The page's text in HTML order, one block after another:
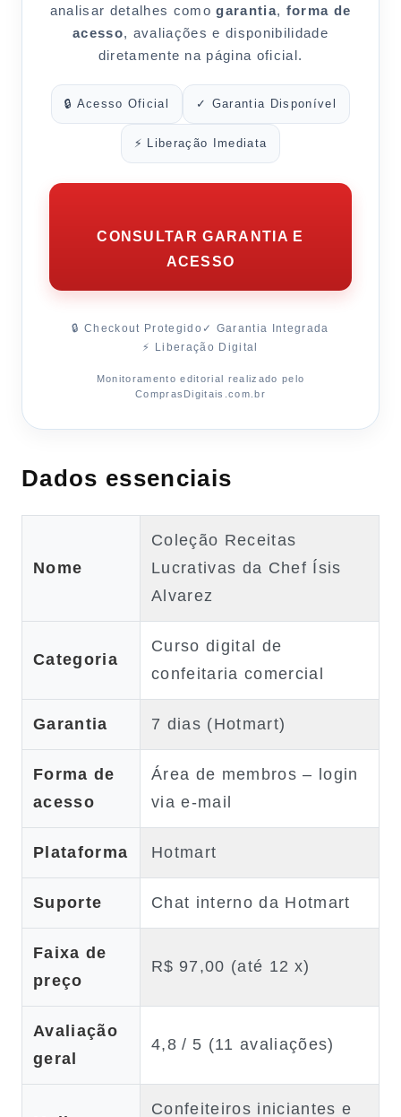
analisar detalhes comogarantia, forma de
acesso, avaliações e disponibilidade
diretamente na página oficial.
🔒 Acesso Oficial ✓ Garantia Disponível
⚡ Liberação Imediata
CONSULTAR GARANTIA E
ACESSO
🔒 Checkout Protegido ✓ Garantia Integrada
⚡ Liberação Digital
Monitoramento editorial realizado pelo
ComprasDigitais.com.br
Dados essenciais
Nome
Coleção Receitas
Lucrativas da Chef Ísis
Alvarez
Categoria
Curso digital de
confeitaria comercial
Garantia 7 dias (Hotmart)
Forma de
acesso
Área de membros – login
via e‑mail
Plataforma Hotmart
Suporte Chat interno da Hotmart
Faixa de
preço
R$ 97,00 (até 12 x)
Avaliação
geral
4,8 / 5 (11 avaliações)
Confeiteiros iniciantes e